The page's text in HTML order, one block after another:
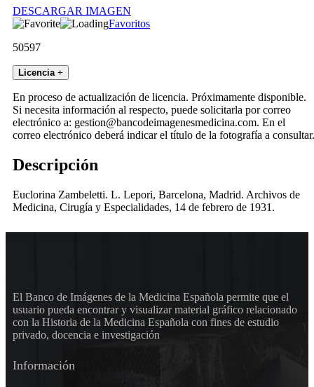
DESCARGAR IMAGEN
Favoritos
50597
Licencia +
En proceso de actualización de licencia. Próximamente disponible.
Si necesita información al respecto, puede solicitarla por correo
electrónico a: gestion@bancodeimagenesmedicina.com. En el
correo electrónico deberá indicar el título de la fotografía a consultar.
Descripción
Euclorina Zambeletti. L. Lepori, Barcelona, Madrid. Archivos de
Medicina, Cirugía y Especialidades, 14 de febrero de 1931.
El Banco de Imágenes de la Medicina Española permite que el
usuario pueda encontrar y visualizar material gráfico relacionado
con la Historia de la Medicina Española con fines de estudio
privado, docencia e investigación
Información